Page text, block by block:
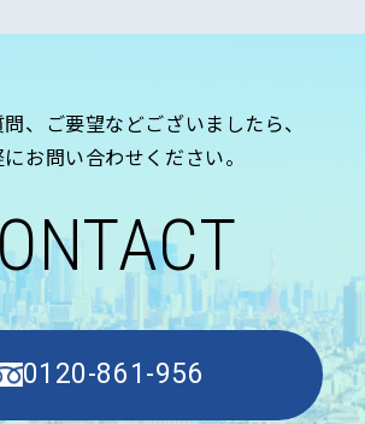
、ご要望などございましたら、
お問い合わせください。
0120-861-956